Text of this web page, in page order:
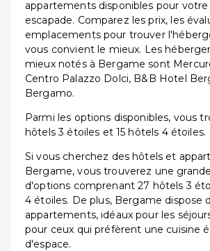
appartements disponibles pour
escapade. Comparez les prix, les
emplacements pour trouver
vous convient le mieux. Les
mieux notés à Bergame sont
Centro Palazzo Dolci, B&B Hotel
Bergamo.
Parmi les options disponibles, vous
hôtels 3 étoiles et 15 hôtels 4 étoiles.
Si vous cherchez des hôtels et
Bergame, vous trouverez une
d'options comprenant 27 hôtels 3
4 étoiles. De plus, Bergame dispose
appartements, idéaux pour les
pour ceux qui préfèrent une cuisine
d'espace.